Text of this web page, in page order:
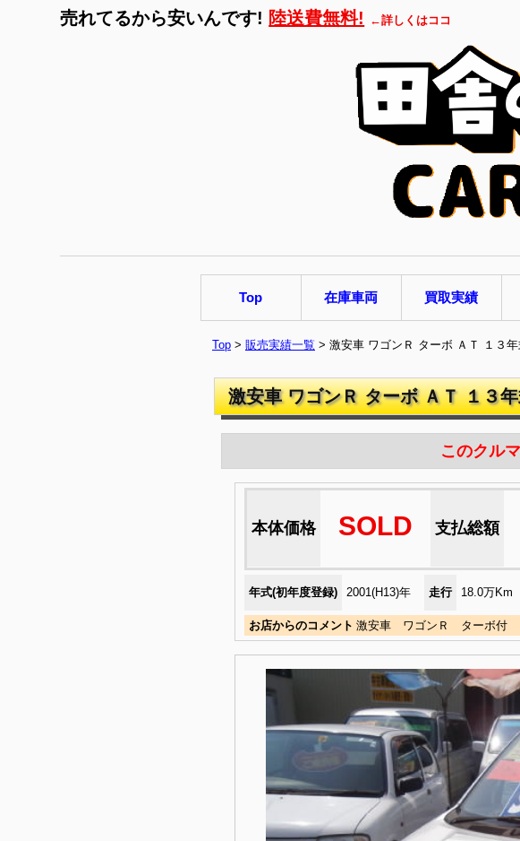
売れてるから安いんです! 陸送費無料! ←詳しくはココ
Top 在庫車両 買取実績
Top > 販売実績一覧 > 激安車 ワゴンＲ ターボ ＡＴ １３
激安車 ワゴンＲ ターボ ＡＴ １３
このクル
本体価格 SOLD 支払総額
年式(初年度登録) 2001(H13)年 走行 18.0万Km
お店からのコメント 激安車 ワゴンＲ ターボ付